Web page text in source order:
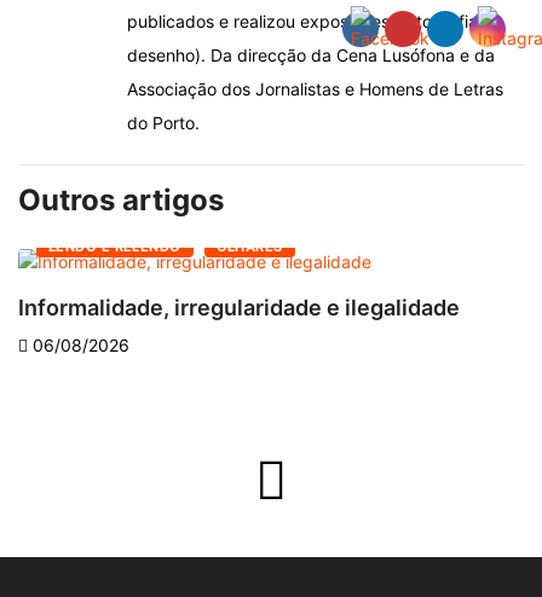
publicados e realizou exposições (fotografia,
desenho). Da direcção da Cena Lusófona e da
Associação dos Jornalistas e Homens de Letras
do Porto.
Outros artigos
LENDO E RELENDO OLHARES
Informalidade, irregularidade e ilegalidade
06/08/2026